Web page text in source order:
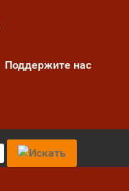
Поддержите нас